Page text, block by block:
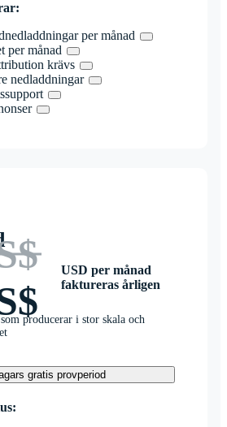
per månad
per månad
krävs
nedladdningar
USD per månad
faktureras årligen
producerar i stor skala och
gratis provperiod